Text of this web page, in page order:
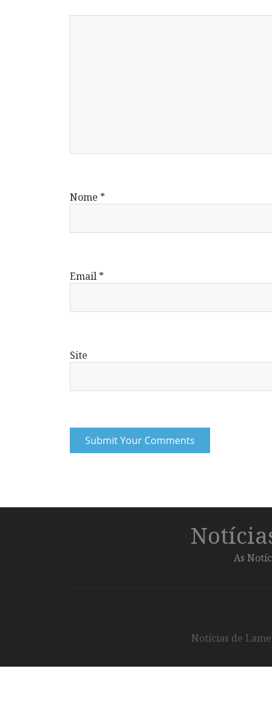
Nome *
Email *
Site
As
Notícias de